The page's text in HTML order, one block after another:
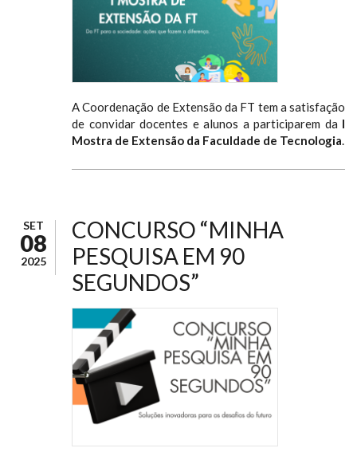
A Coordenação de Extensão da FT tem a satisfação
de convidar docentes e alunos a participarem da I
Mostra de Extensão da Faculdade de Tecnologia.
SET
08
2025
CONCURSO “MINHA
PESQUISA EM 90
SEGUNDOS”